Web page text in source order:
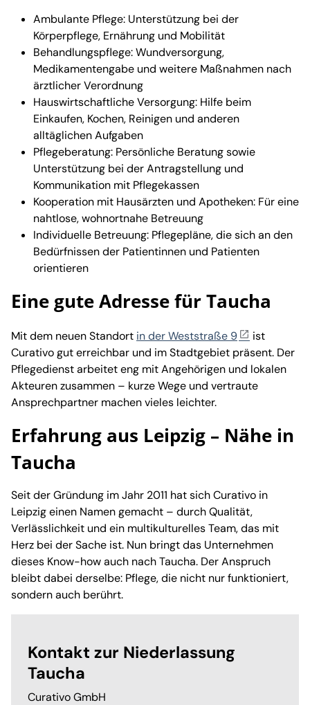
Ambulante Pflege: Unterstützung bei der
Körperpflege, Ernährung und Mobilität
Behandlungspflege: Wundversorgung,
Medikamentengabe und weitere Maßnahmen nach
ärztlicher Verordnung
Hauswirtschaftliche Versorgung: Hilfe beim
Einkaufen, Kochen, Reinigen und anderen
alltäglichen Aufgaben
Pflegeberatung: Persönliche Beratung sowie
Unterstützung bei der Antragstellung und
Kommunikation mit Pflegekassen
Kooperation mit Hausärzten und Apotheken: Für eine
nahtlose, wohnortnahe Betreuung
Individuelle Betreuung: Pflegepläne, die sich an den
Bedürfnissen der Patientinnen und Patienten
orientieren
Eine gute Adresse für Taucha
Mit dem neuen Standort in der Weststraße 9
ist
Curativo gut erreichbar und im Stadtgebiet präsent. Der
Pflegedienst arbeitet eng mit Angehörigen und lokalen
Akteuren zusammen – kurze Wege und vertraute
Ansprechpartner machen vieles leichter.
Erfahrung aus Leipzig – Nähe in
Taucha
Seit der Gründung im Jahr 2011 hat sich Curativo in
Leipzig einen Namen gemacht – durch Qualität,
Verlässlichkeit und ein multikulturelles Team, das mit
Herz bei der Sache ist. Nun bringt das Unternehmen
dieses Know-how auch nach Taucha. Der Anspruch
bleibt dabei derselbe: Pflege, die nicht nur funktioniert,
sondern auch berührt.
Kontakt zur Niederlassung
Taucha
Curativo GmbH